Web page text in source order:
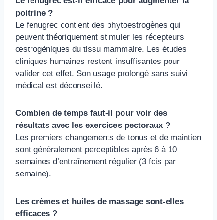
poitrine ?
Le fenugrec contient des phytoestrogènes qui
peuvent théoriquement stimuler les récepteurs
œstrogéniques du tissu mammaire. Les études
cliniques humaines restent insuffisantes pour
valider cet effet. Son usage prolongé sans suivi
médical est déconseillé.
Combien de temps faut-il pour voir des
résultats avec les exercices pectoraux ?
Les premiers changements de tonus et de maintien
sont généralement perceptibles après 6 à 10
semaines d’entraînement régulier (3 fois par
semaine).
Les crèmes et huiles de massage sont-elles
efficaces ?